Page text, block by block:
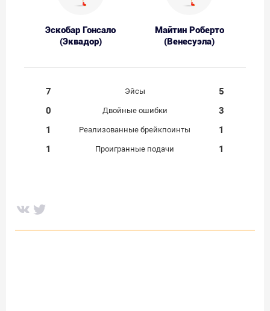
Эскобар Гонсало
(Эквадор)
Майтин Роберто
(Венесуэла)
7 Эйсы
5
0
Двойные ошибки
3
1
Реализованные брейкпоинты
1
1
Проигранные подачи 1